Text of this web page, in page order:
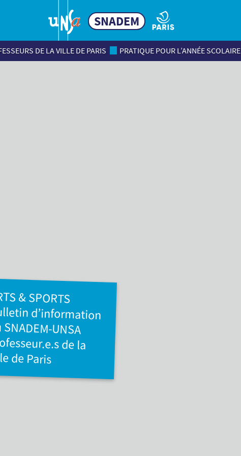
SNADEM
DE LA VILLE DE PARIS PRATIQUE POUR L’ANNÉE SCOLAIRE
& SPORTS
d’information
SNADEM-UNSA
de la
de Paris